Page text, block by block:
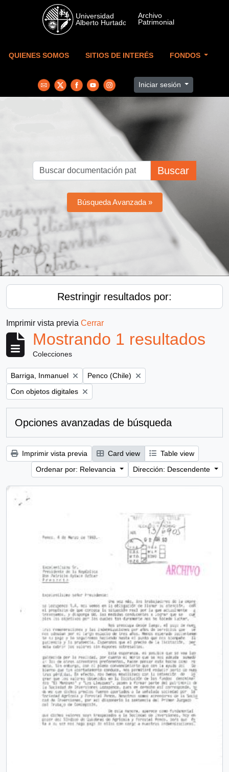
Skip to main content
QUIENES SOMOS SITIOS DE INTERÉS FONDOS
Iniciar sesión
Buscar
Búsqueda Avanzada »
Restringir resultados por:
Imprimir vista previa Cerrar
Mostrando 1 resultados
Colecciones
Remove filter:
Barriga, Inmanuel Remove filter:
Penco (Chile)
Remove filter:
Con objetos digitales
Opciones avanzadas de búsqueda
Imprimir vista previa Card view
Table view
Ordenar por: Relevancia
Dirección: Descendente